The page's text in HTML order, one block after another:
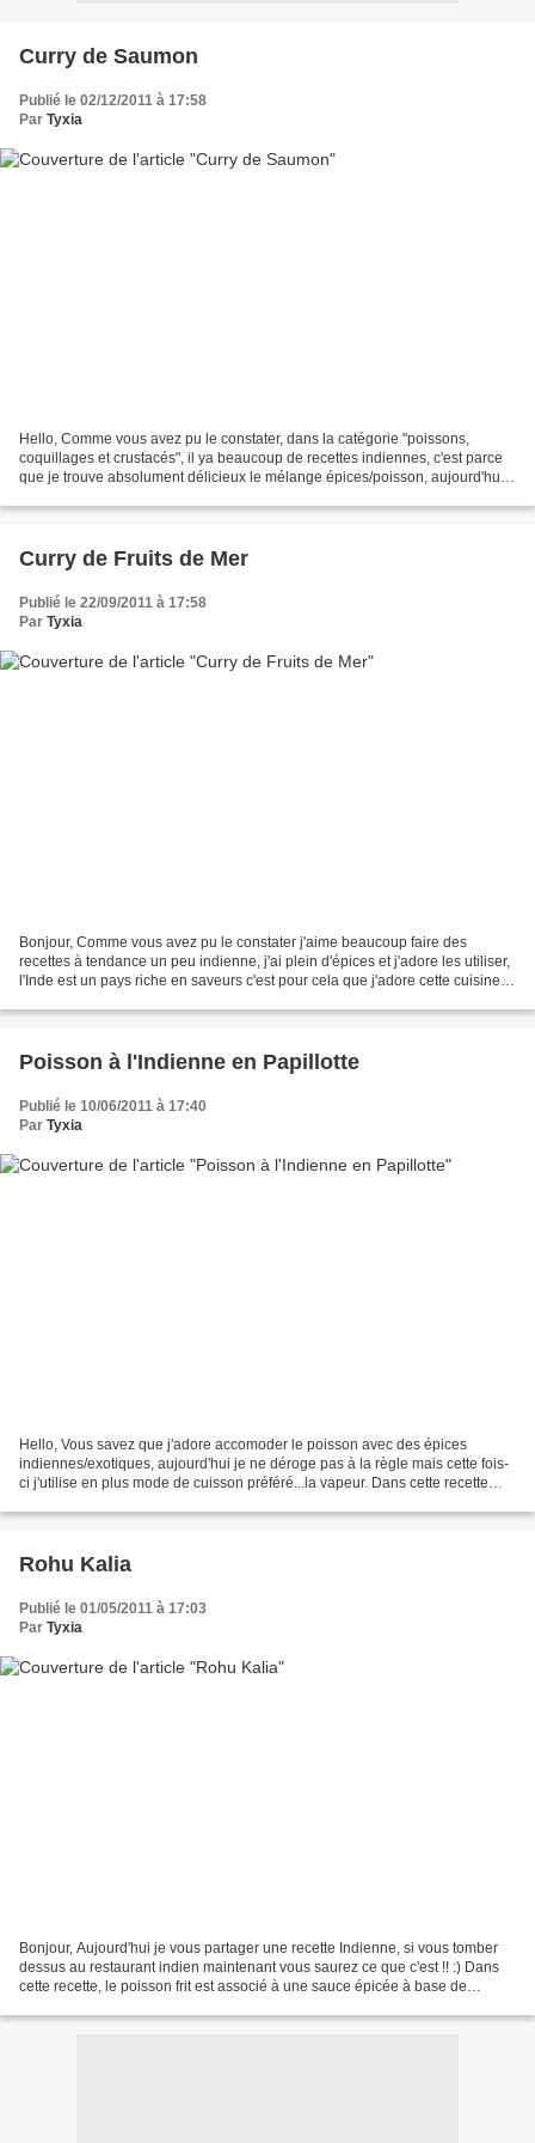
Curry de Saumon
Publié le 02/12/2011 à 17:58
Par Tyxia
Hello, Comme vous avez pu le constater, dans la catégorie "poissons,
coquillages et crustacés", il ya beaucoup de recettes indiennes, c'est parce
que je trouve absolument délicieux le mélange épices/poisson, aujourd'hui
Curry de Fruits de Mer
Publié le 22/09/2011 à 17:58
Par Tyxia
Bonjour, Comme vous avez pu le constater j'aime beaucoup faire des
recettes à tendance un peu indienne, j'ai plein d'épices et j'adore les utiliser,
l'Inde est un pays riche en saveurs c'est pour cela que j'adore cette cuisine. :)
Poisson à l'Indienne en Papillotte
Publié le 10/06/2011 à 17:40
Par Tyxia
Hello, Vous savez que j'adore accomoder le poisson avec des épices
indiennes/exotiques, aujourd'hui je ne déroge pas à la règle mais cette fois-
ci j'utilise en plus mode de cuisson préféré...la vapeur. Dans cette recette
Rohu Kalia
Publié le 01/05/2011 à 17:03
Par Tyxia
Bonjour, Aujourd'hui je vous partager une recette Indienne, si vous tomber
dessus au restaurant indien maintenant vous saurez ce que c'est !! :) Dans
cette recette, le poisson frit est associé à une sauce épicée à base de